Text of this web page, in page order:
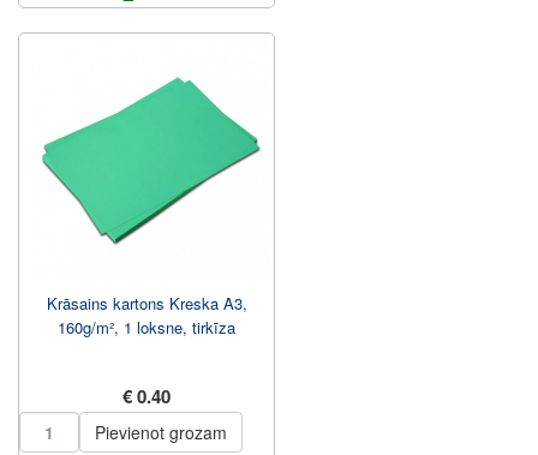
Krāsains kartons Kreska A3,
160g/m², 1 loksne, tirkīza
€ 0.40
Pievienot grozam